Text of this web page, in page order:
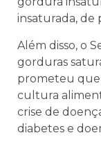
insaturada, de
Além disso, o
gorduras
prometeu que
cultura
crise de
diabetes e